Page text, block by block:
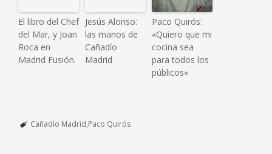
El libro del Chef
del Mar, y Joan
Roca en
Madrid Fusión.
Jesús Alonso:
las manos de
Cañadío
Madrid
Paco Quirós:
«Quiero que mi
cocina sea
para todos los
públicos»
Cañadío Madrid Paco Quirós